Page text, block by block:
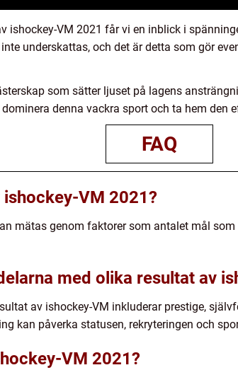
ishockey-VM 2021 får vi en inblick i
underskattas, och det är detta som gör
som sätter ljuset på lagens
denna vackra sport och ta hem den
FAQ
VM 2021?
mätas genom faktorer som antalet mål
med olika resultat av
av ishockey-VM inkluderar prestige,
kan påverka statusen, rekryteringen och
VM 2021?